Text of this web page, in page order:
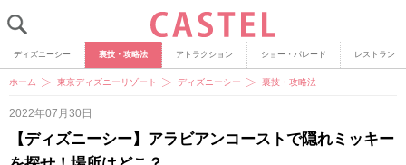
ディズニーシー 裏技・攻略法 アトラクション ショー・パレード レストラン
ホーム 東京ディズニーリゾート ディズニーシー 裏技・攻略法
2022年07月30日
【ディズニーシー】アラビアンコーストで隠れミッキー